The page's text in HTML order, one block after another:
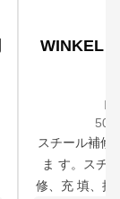
WINKEL
500
スチール補修
ま す。スチ
修、充 填、接